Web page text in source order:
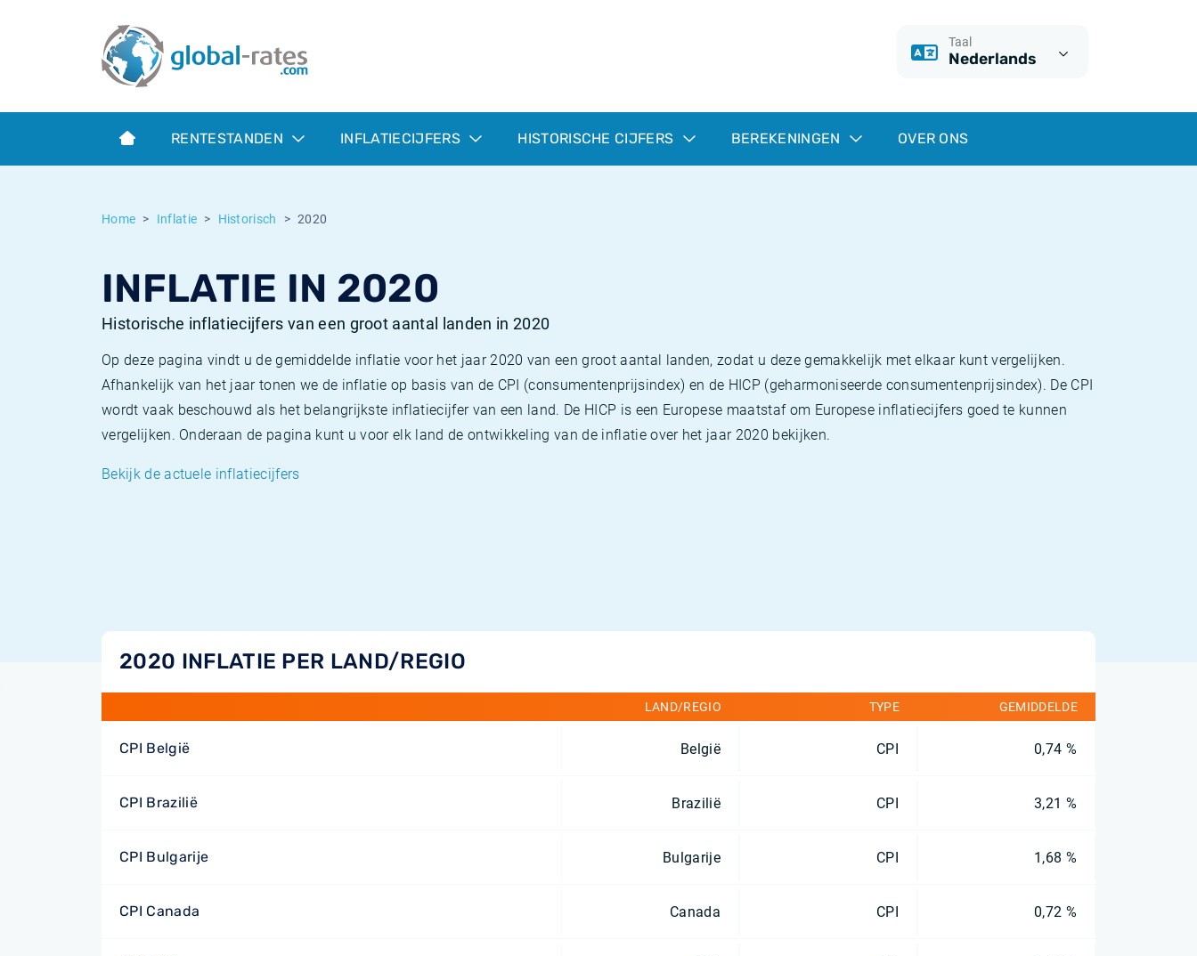
Taal
Nederlands
RENTESTANDEN INFLATIECIJFERS HISTORISCHE CIJFERS BEREKENINGEN OVER ONS
Home Inflatie Historisch 2020
INFLATIE IN 2020
Historische inflatiecijfers van een groot aantal landen in 2020
Op deze pagina vindt u de gemiddelde inflatie voor het jaar 2020 van een groot aantal landen, zodat u deze gemakkelijk met elkaar kunt vergelijken.
Afhankelijk van het jaar tonen we de inflatie op basis van de CPI (consumentenprijsindex) en de HICP (geharmoniseerde consumentenprijsindex). De CPI
wordt vaak beschouwd als het belangrijkste inflatiecijfer van een land. De HICP is een Europese maatstaf om Europese inflatiecijfers goed te kunnen
vergelijken. Onderaan de pagina kunt u voor elk land de ontwikkeling van de inflatie over het jaar 2020 bekijken.
Bekijk de actuele inflatiecijfers
2020 INFLATIE PER LAND/REGIO
LAND/REGIO TYPE GEMIDDELDE
CPI België België CPI 0,74 %
CPI Brazilië Brazilië CPI 3,21 %
CPI Bulgarije Bulgarije CPI 1,68 %
CPI Canada Canada CPI 0,72 %
Term SOFR
Wat is CPI inflatie?
Wat is HICP inflatie?
Europese inflatie - HICP
Euribor historie
ESTER historie
Historische inflatie
Inflatiecalculator